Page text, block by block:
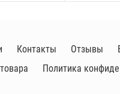
Контакты Отзывы
Политика